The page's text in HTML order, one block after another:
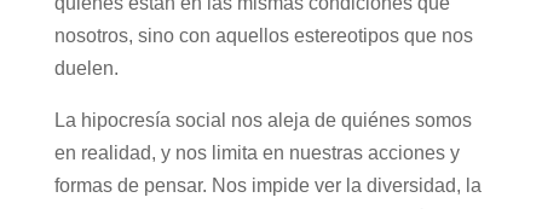
nosotros, sino con aquellos estereotipos que nos
duelen.
La hipocresía social nos aleja de quiénes somos
en realidad, y nos limita en nuestras acciones y
formas de pensar. Nos impide ver la diversidad, la